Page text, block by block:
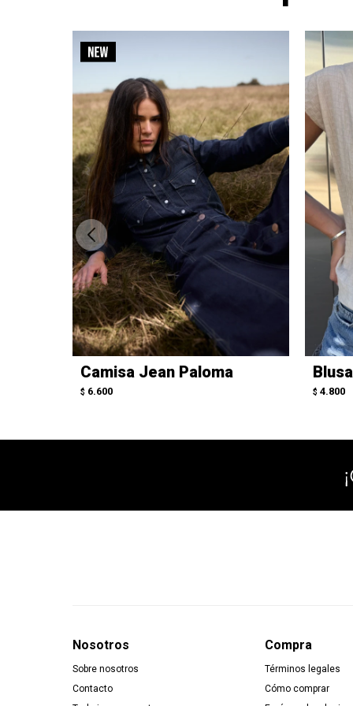
Camisa Jean Paloma
$ 6.600 $ 4.800
Nosotros
Sobre nosotros
Contacto
Compra
Términos legales
Cómo comprar